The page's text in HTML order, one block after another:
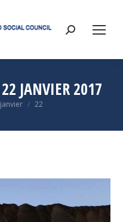
Search:
22 JANVIER 2017
janvier 22